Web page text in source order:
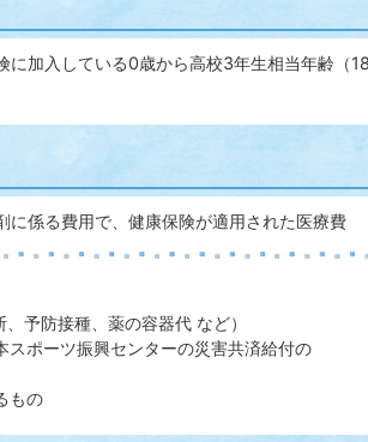
に加入している0歳から高校3年生相当年齢（
に係る費用で、健康保険が適用された医療費
予防接種、薬の容器代 など）
ポーツ振興センターの災害共済給付の
もの